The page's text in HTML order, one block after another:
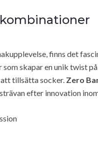
finns det
skapar en unik twist
tillsätta socker. Zero
efter innovation